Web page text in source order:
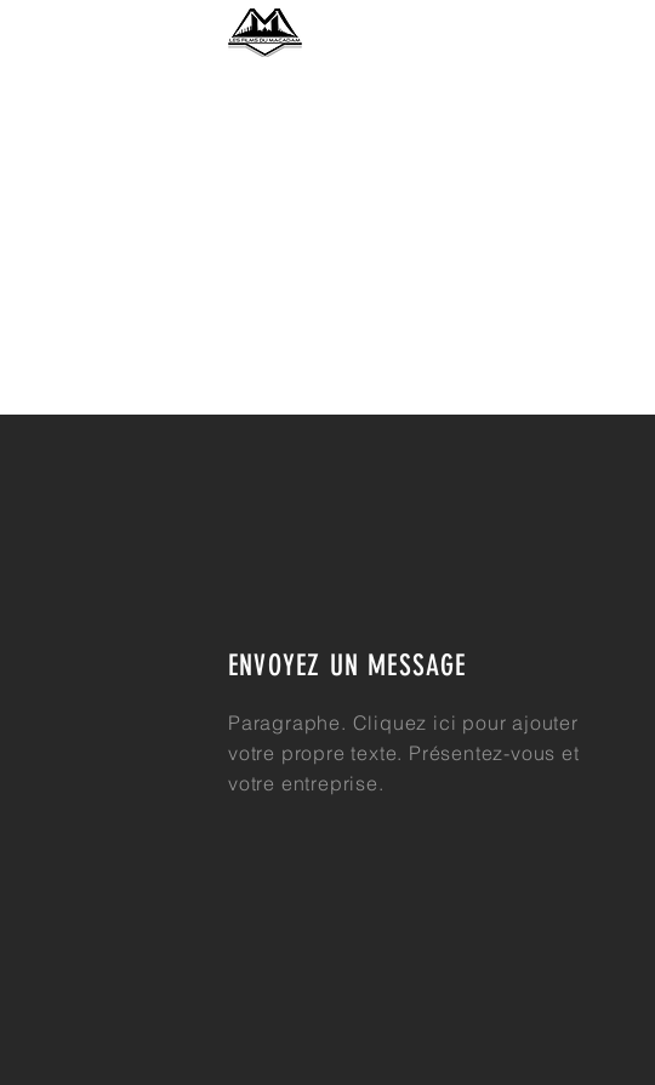
ENVOYEZ UN MESSAGE
Paragraphe. Cliquez ici pour ajouter
votre propre texte. Présentez-vous et
votre entreprise.